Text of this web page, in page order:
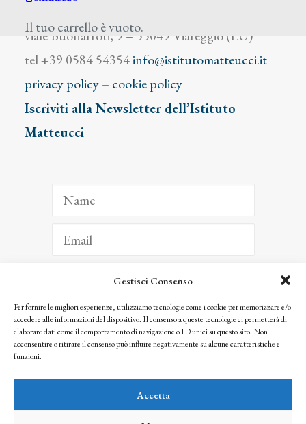
Gestisci Consenso
Per fornire le migliori esperienze, utilizziamo tecnologie come i cookie per memorizzare e/o
accedere alle informazioni del dispositivo. Il consenso a queste tecnologie ci permetterà di
elaborare dati come il comportamento di navigazione o ID unici su questo sito. Non
acconsentire o ritirare il consenso può influire negativamente su alcune caratteristiche e
funzioni.
Accetta
Il tuo carrello è vuoto.
viale Buonarroti, 9 – 55049 Viareggio (LU)
tel +39 0584 54354info@istitutomatteucci.it
privacy policy– cookie policy
Iscriviti alla Newsletter dell’Istituto
Matteucci
ISCRIVITI
Facendo clic per iscriverti, riconosci che le tue informazioni saranno trattate
seguendo la nostra Privacy Policy
© 2025 Istituto Matteucci. All right reserved
l’autorizzazione scritta dei proprietari dei diritti e dell’Istituto Matteucci